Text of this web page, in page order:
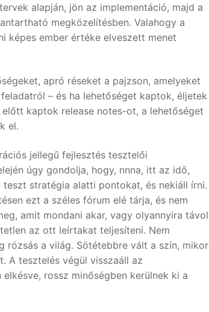
alapján, jön az implementáció, majd a
megközelítésben. Valahogy a
képes ember értéke elveszett menet
apró réseket a pajzson, amelyeket
– és ha lehetőséget kaptok, éljetek
kaptok release notes-ot, a lehetőséget
el.
jellegű fejlesztés tesztelői
úgy gondolja, hogy, nnna, itt az idő,
stratégia alatti pontokat, és nekiáll írni.
ezt a széles fórum elé tárja, és nem
amit mondani akar, vagy olyannyira távol
az ott leírtakat teljesíteni. Nem
rózsás a világ. Sötétebbre vált a szín, mikor
A tesztelés végül visszaáll az
rossz minőségben kerülnek ki a